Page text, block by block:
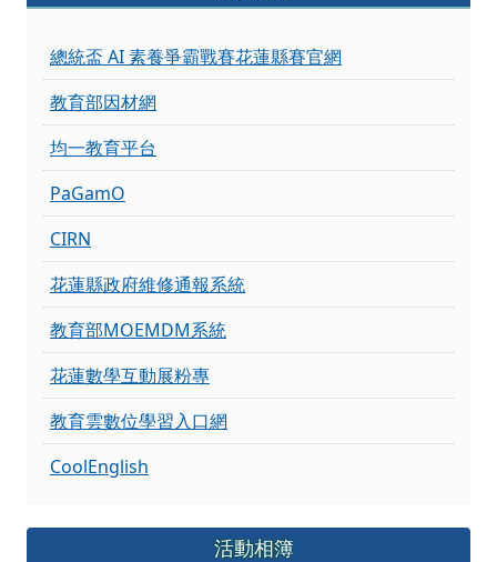
總統盃 AI 素養爭霸戰賽花蓮縣賽官網
教育部因材網
均一教育平台
PaGamO
CIRN
花蓮縣政府維修通報系統
教育部MOEMDM系統
花蓮數學互動展粉專
教育雲數位學習入口網
CoolEnglish
活動相簿